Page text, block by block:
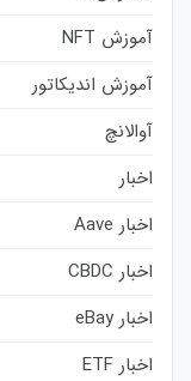
آموزش NFT
آموزش اندیکاتور
آوالانچ
اخبار
اخبار Aave
اخبار CBDC
اخبار eBay
اخبار ETF